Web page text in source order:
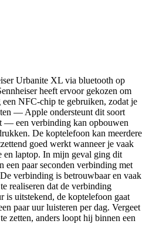
Urbanite XL via bluetooth op
heeft ervoor gekozen om
NFC-chip te gebruiken, zodat je
— Apple ondersteunt dit soort
— een verbinding kan opbouwen
De koptelefoon kan meerdere
goed werkt wanneer je vaak
en laptop. In mijn geval ging dit
een paar seconden verbinding met
verbinding is betrouwbaar en vaak
realiseren dat de verbinding
is uitstekend, de koptelefoon gaat
paar uur luisteren per dag. Vergeet
zetten, anders loopt hij binnen een